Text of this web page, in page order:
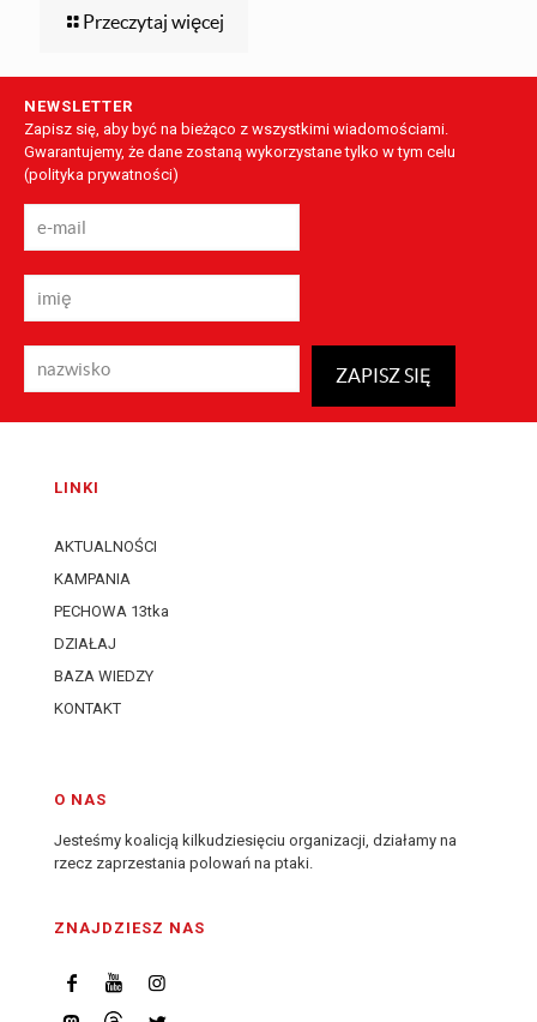
Przeczytaj więcej
NEWSLETTER
Zapisz się, aby być na bieżąco z wszystkimi wiadomościami.
Gwarantujemy, że dane zostaną wykorzystane tylko w tym celu
(polityka prywatności)
LINKI
AKTUALNOŚCI
KAMPANIA
PECHOWA 13tka
DZIAŁAJ
BAZA WIEDZY
KONTAKT
O NAS
Jesteśmy koalicją kilkudziesięciu organizacji, działamy na
rzecz zaprzestania polowań na ptaki.
ZNAJDZIESZ NAS